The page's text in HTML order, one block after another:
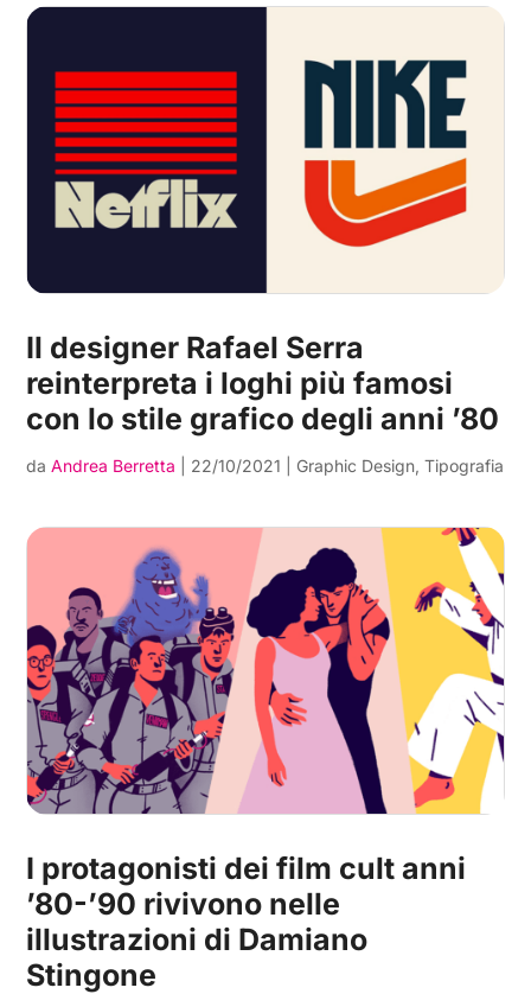
Il designer Rafael Serra
reinterpreta i loghi più famosi
con lo stile grafico degli anni ’80
daAndrea Berretta 22/10/2021 Graphic Design,Tipografia
I protagonisti dei film cult anni
’80-’90 rivivono nelle
illustrazioni di Damiano
Stingone